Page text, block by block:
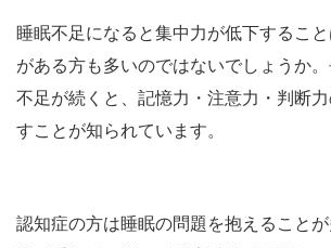
睡眠不足になると集中力が低下するこ
がある方も多いのではないでしょうか
不足が続くと、記憶力・注意力・判断
すことが知られています。
認知症の方は睡眠の問題を抱えること